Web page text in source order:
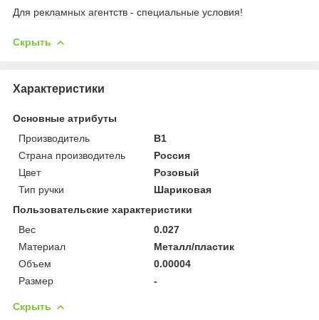
Для рекламных агентств - специальные условия!
Скрыть
Характеристики
Основные атрибуты
Производитель
B1
Страна производитель
Россия
Цвет
Розовый
Тип ручки
Шариковая
Пользовательские характеристики
Вес
0.027
Материал
Металл/пластик
Объем
0.00004
Размер
-
Скрыть